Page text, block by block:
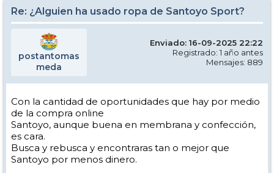
Re: ¿Alguien ha usado ropa de Santoyo Sport?
postantomas
meda
Enviado: 16-09-2025 22:22
Registrado: 1 año antes
Mensajes: 889
Con la cantidad de oportunidades que hay por medio
de la compra online
Santoyo, aunque buena en membrana y confección,
es cara.
Busca y rebusca y encontraras tan o mejor que
Santoyo por menos dinero.